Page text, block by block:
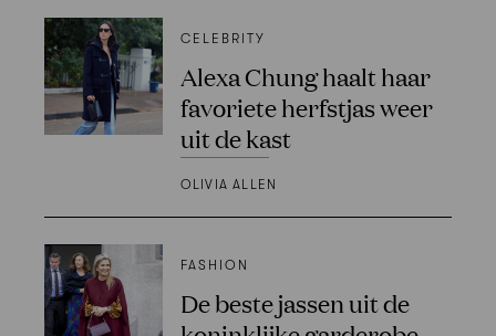
CELEBRITY
Alexa Chung haalt haar
favoriete herfstjas weer
uit de kast
OLIVIA ALLEN
FASHION
De beste jassen uit de